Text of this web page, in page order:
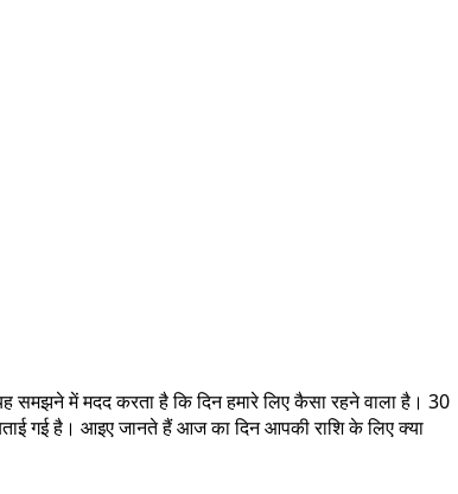
में मदद करता है कि दिन हमारे लिए कैसा रहने वाला है। 30
बताई गई है। आइए जानते हैं आज का दिन आपकी राशि के लिए क्या